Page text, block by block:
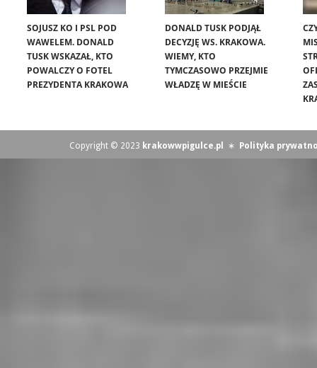
SOJUSZ KO I PSL POD
WAWELEM. DONALD
TUSK WSKAZAŁ, KTO
POWALCZY O FOTEL
PREZYDENTA KRAKOWA
DONALD TUSK PODJĄŁ
DECYZJĘ WS. KRAKOWA.
WIEMY, KTO
TYMCZASOWO PRZEJMIE
WŁADZĘ W MIEŚCIE
Copyright © 2023 krakowwpigulce.pl ∗ Polityka